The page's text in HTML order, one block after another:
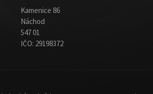
Kamenice 86
Náchod
547 01
IČO: 29198372